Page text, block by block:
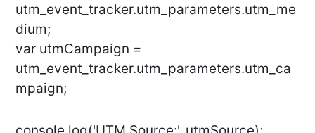
utm_event_tracker.utm_parameters.utm_me
dium;
var utmCampaign =
utm_event_tracker.utm_parameters.utm_ca
mpaign;